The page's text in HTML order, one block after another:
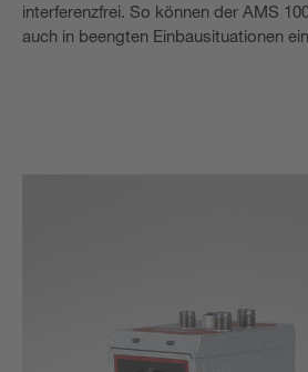
interferenzfrei. So können der AMS
auch in beengten Einbausituationen